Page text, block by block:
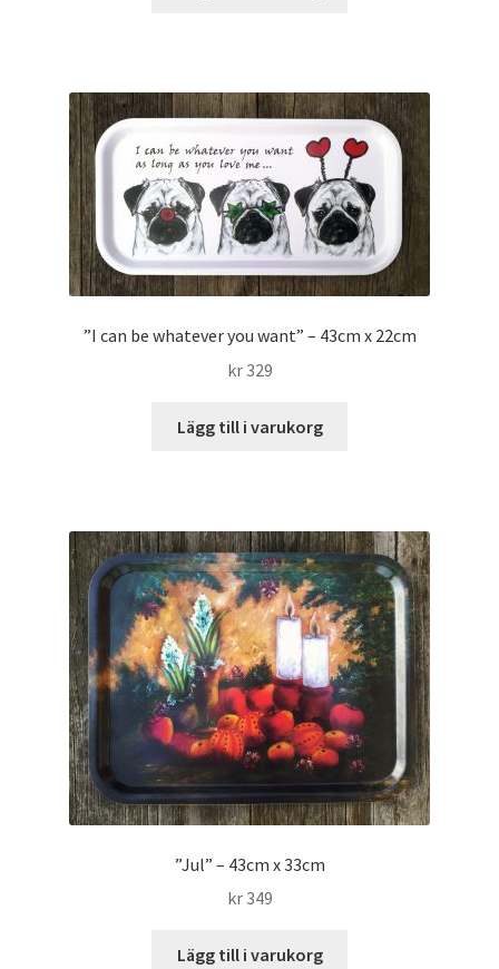
”I can be whatever you want” – 43cm x 22cm
kr329
Lägg till i varukorg
”Jul” – 43cm x 33cm
kr349
Lägg till i varukorg